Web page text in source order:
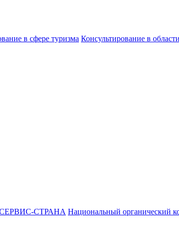
в сфере туризма Консультирование в
СТРАНА Национальный органический